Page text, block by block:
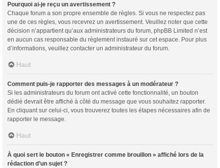
Pourquoi ai-je reçu un avertissement ?
Chaque forum a son propre ensemble de règles. Si vous ne respectez pas
une de ces règles, vous recevrez un avertissement. Veuillez noter que cette
décision n’appartient qu’aux administrateurs du forum, phpBB Limited n’est
en aucun cas responsable du règlement instauré sur cet espace. Pour plus
d’informations, veuillez contacter un administrateur du forum.
Haut
Comment puis-je rapporter des messages à un modérateur ?
Si les administrateurs du forum ont activé cette fonctionnalité, un bouton
dédié devrait être affiché à côté du message que vous souhaitez rapporter.
En cliquant sur celui-ci, vous trouverez toutes les étapes nécessaires afin de
rapporter le message.
Haut
À quoi sert le bouton « Enregistrer comme brouillon » affiché lors de la
rédaction d’un sujet ?